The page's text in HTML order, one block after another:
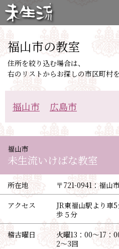
福山市の教室
住所を絞り込む場合は、
右のリストからお探しの市区町村
福山市 広島市
福山市
未生流いけばな教室
所在地 〒721-0941： 福山
アクセス
JR東福山駅より車
歩５分
稽古曜日
火曜13：00〜17：
2〜3回